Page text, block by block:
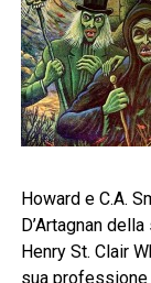
Howard e C.A.
D’Artagnan
Henry St. Clair
sua